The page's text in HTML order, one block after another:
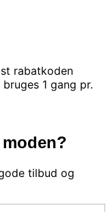
rabatkoden
1 gang pr.
tilbud og